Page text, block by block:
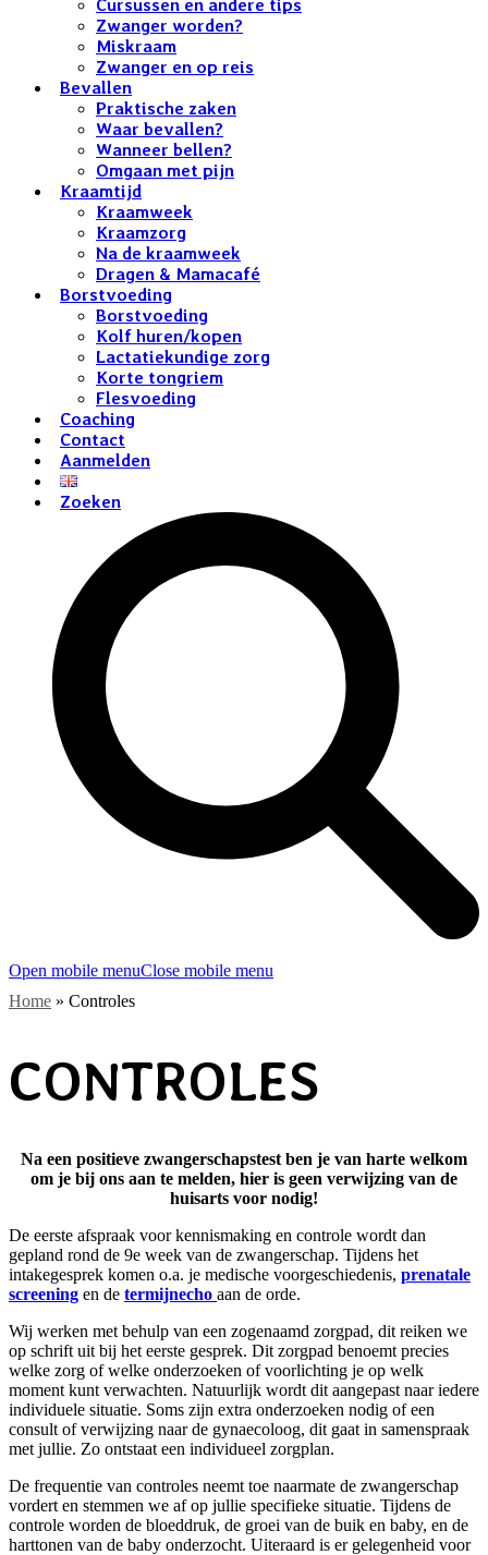
Cursussen en andere tips
Zwanger worden?
Miskraam
Zwanger en op reis
Bevallen
Praktische zaken
Waar bevallen?
Wanneer bellen?
Omgaan met pijn
Kraamtijd
Kraamweek
Kraamzorg
Na de kraamweek
Dragen & Mamacafé
Borstvoeding
Borstvoeding
Kolf huren/kopen
Lactatiekundige zorg
Korte tongriem
Flesvoeding
Coaching
Contact
Aanmelden
Zoeken
Open mobile menuClose mobile menu
Home » Controles
CONTROLES
Na een positieve zwangerschapstest ben je van harte welkom
om je bij ons aan te melden, hier is geen verwijzing van de
huisarts voor nodig!
De eerste afspraak voor kennismaking en controle wordt dan
gepland rond de 9e week van de zwangerschap. Tijdens het
intakegesprek komen o.a. je medische voorgeschiedenis, prenatale
screening en de termijnecho aan de orde.
Wij werken met behulp van een zogenaamd zorgpad, dit reiken we
op schrift uit bij het eerste gesprek. Dit zorgpad benoemt precies
welke zorg of welke onderzoeken of voorlichting je op welk
moment kunt verwachten. Natuurlijk wordt dit aangepast naar iedere
individuele situatie. Soms zijn extra onderzoeken nodig of een
consult of verwijzing naar de gynaecoloog, dit gaat in samenspraak
met jullie. Zo ontstaat een individueel zorgplan.
De frequentie van controles neemt toe naarmate de zwangerschap
vordert en stemmen we af op jullie specifieke situatie. Tijdens de
controle worden de bloeddruk, de groei van de buik en baby, en de
harttonen van de baby onderzocht. Uiteraard is er gelegenheid voor